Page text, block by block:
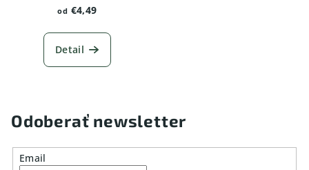
od €4,49
Detail
Odoberať newsletter
Email